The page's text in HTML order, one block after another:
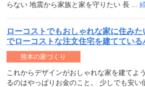
らない 地震から家族と家を守りたい 長 ...
ローコストでもおしゃれな家に住み
でローコストな注文住宅を建ててい
これからデザインがおしゃれな家を建てよ
るのはやっぱりお金のこと。 少しでも安い
熊本の家づくり